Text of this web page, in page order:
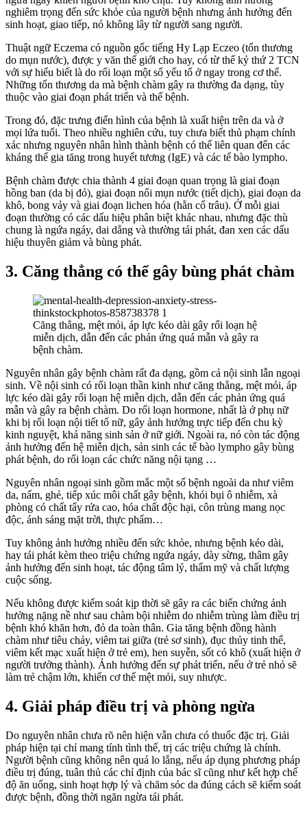
nghiêm trọng đến sức khỏe của người bệnh nhưng ảnh hưởng đến
sinh hoạt, giao tiếp, nó không lây từ người sang người.
Thuật ngữ Eczema có nguồn gốc tiếng Hy Lạp Eczeo (tổn thương
do mụn nước), được y văn thế giới cho hay, có từ thế kỷ thứ 2 TCN
với sự hiểu biết là do rối loạn một số yếu tố ở ngay trong cơ thể.
Những tổn thương da mà bệnh chàm gây ra thường đa dạng, tùy
thuộc vào giai đoạn phát triển và thể bệnh.
Trong đó, đặc trưng điển hình của bệnh là xuất hiện trên da và ở
mọi lứa tuổi. Theo nhiều nghiên cứu, tuy chưa biết thủ phạm chính
xác nhưng nguyên nhân hình thành bệnh có thể liên quan đến các
kháng thể gia tăng trong huyết tương (IgE) và các tế bào lympho.
Bệnh chàm được chia thành 4 giai đoạn quan trọng là giai đoạn
hồng ban (da bị đỏ), giai đoạn nổi mụn nước (tiết dịch), giai đoạn da
khô, bong vảy và giai đoạn lichen hóa (hằn cổ trâu). Ở mỗi giai
đoạn thường có các dấu hiệu phân biệt khác nhau, nhưng đặc thù
chung là ngứa ngáy, dai dẳng và thường tái phát, đan xen các dấu
hiệu thuyên giảm và bùng phát.
3. Căng thẳng có thể gây bùng phát chàm
Căng thẳng, mệt mỏi, áp lực kéo dài gây rối loạn hệ
miễn dịch, dẫn đến các phản ứng quá mẫn và gây ra
bệnh chàm.
Nguyên nhân gây bệnh chàm rất đa dạng, gồm cả nội sinh lẫn ngoại
sinh. Về nội sinh có rối loạn thần kinh như căng thẳng, mệt mỏi, áp
lực kéo dài gây rối loạn hệ miễn dịch, dẫn đến các phản ứng quá
mẫn và gây ra bệnh chàm. Do rối loạn hormone, nhất là ở phụ nữ
khi bị rối loạn nội tiết tố nữ, gây ảnh hưởng trực tiếp đến chu kỳ
kinh nguyệt, khả năng sinh sản ở nữ giới. Ngoài ra, nó còn tác động
ảnh hưởng đến hệ miễn dịch, sản sinh các tế bào lympho gây bùng
phát bệnh, do rối loạn các chức năng nội tạng …
Nguyên nhân ngoại sinh gồm mắc một số bệnh ngoài da như viêm
da, nấm, ghẻ, tiếp xúc môi chất gây bệnh, khói bụi ô nhiễm, xà
phòng có chất tẩy rửa cao, hóa chất độc hại, côn trùng mang nọc
độc, ánh sáng mặt trời, thực phẩm…
Tuy không ảnh hưởng nhiều đến sức khỏe, nhưng bệnh kéo dài,
hay tái phát kèm theo triệu chứng ngứa ngáy, dày sừng, thâm gây
ảnh hưởng đến sinh hoạt, tác động tâm lý, thẩm mỹ và chất lượng
cuộc sống.
Nếu không được kiểm soát kịp thời sẽ gây ra các biến chứng ảnh
hưởng nặng nề như sau chàm bội nhiễm do nhiễm trùng làm điều trị
bệnh khó khăn hơn, đỏ da toàn thân. Gia tăng bệnh đồng hành
chàm như tiêu chảy, viêm tai giữa (trẻ sơ sinh), đục thủy tinh thể,
viêm kết mạc xuất hiện ở trẻ em), hen suyễn, sốt cỏ khô (xuất hiện ở
người trưởng thành). Ảnh hưởng đến sự phát triển, nếu ở trẻ nhỏ sẽ
làm trẻ chậm lớn, khiến cơ thể mệt mỏi, suy nhược.
4. Giải pháp điều trị và phòng ngừa
Do nguyên nhân chưa rõ nên hiện vẫn chưa có thuốc đặc trị. Giải
pháp hiện tại chỉ mang tính tình thế, trị các triệu chứng là chính.
Người bệnh cũng không nên quá lo lắng, nếu áp dụng phương pháp
điều trị đúng, tuân thủ các chỉ định của bác sĩ cũng như kết hợp chế
độ ăn uống, sinh hoạt hợp lý và chăm sóc da đúng cách sẽ kiểm soát
được bệnh, đồng thời ngăn ngừa tái phát.